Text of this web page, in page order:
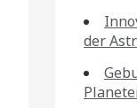
der